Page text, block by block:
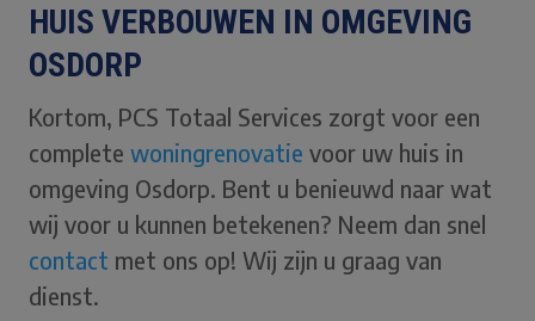
HUIS VERBOUWEN IN OMGEVING
OSDORP
Kortom, PCS Totaal Services zorgt voor een
complete woningrenovatie voor uw huis in
omgeving Osdorp. Bent u benieuwd naar wat
wij voor u kunnen betekenen? Neem dan snel
contact met ons op! Wij zijn u graag van
dienst.